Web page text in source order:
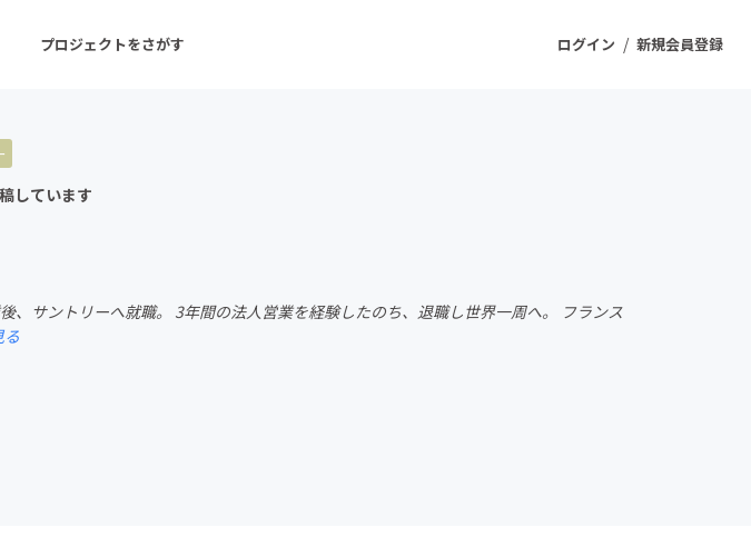
ログイン / 新規会員登録
プロジェクトをさがす
ト 募集終了が近いプロジェクト
フード・飲食店
ファッション
しています
、サントリーへ就職。 3年間の法人営業を経験したのち、退職し世界一周へ。 フランス
る